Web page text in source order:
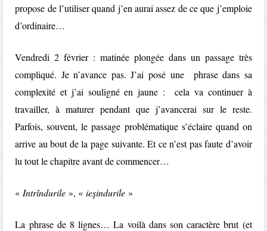
propose de l’utiliser quand j’en aurai assez de ce que j’emploie
d’ordinaire…
Vendredi 2 février : matinée plongée dans un passage très
compliqué. Je n’avance pas. J’ai posé une phrase dans sa
complexité et j’ai souligné en jaune : cela va continuer à
travailler, à maturer pendant que j’avancerai sur le reste.
Parfois, souvent, le passage problématique s’éclaire quand on
arrive au bout de la page suivante. Et ce n’est pas faute d’avoir
lu tout le chapitre avant de commencer…
« Intrîndurile », «ieşindurile »
La phrase de 8 lignes… La voilà dans son caractère brut (et